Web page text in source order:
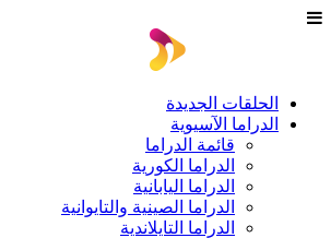
الحلقات الجديدة
الدراما الآسيوية
قائمة الدراما
الدراما الكورية
الدراما اليابانية
الدراما الصينية والتايوانية
الدراما التايلاندية